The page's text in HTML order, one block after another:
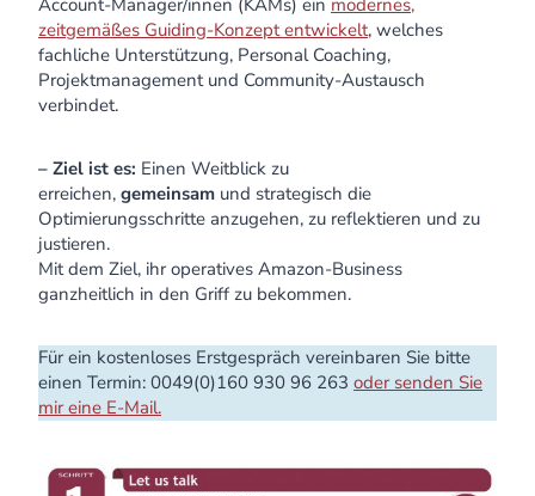
zeitgemäßes Guiding-Konzept entwickelt, welches
fachliche Unterstützung, Personal Coaching,
Projektmanagement und Community-Austausch
verbindet.
– Ziel ist es: Einen Weitblick zu
erreichen, gemeinsam und strategisch die
Optimierungsschritte anzugehen, zu reflektieren und zu
justieren.
Mit dem Ziel, ihr operatives Amazon-Business
ganzheitlich in den Griff zu bekommen.
Für ein kostenloses Erstgespräch vereinbaren Sie bitte
einen Termin: 0049(0)160 930 96 263 oder senden Sie
mir eine E-Mail.